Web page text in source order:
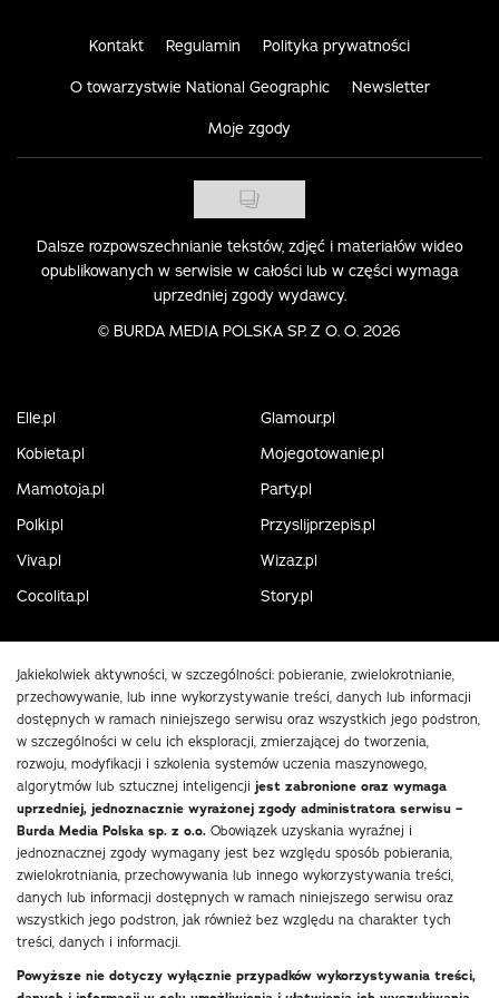
Kontakt Regulamin Polityka prywatności
O towarzystwie National Geographic Newsletter
Moje zgody
Dalsze rozpowszechnianie tekstów, zdjęć i materiałów wideo
opublikowanych w serwisie w całości lub w części wymaga
uprzedniej zgody wydawcy.
© BURDA MEDIA POLSKA SP. Z O. O. 2026
Elle.pl
Glamour.pl
Kobieta.pl
Mojegotowanie.pl
Mamotoja.pl
Party.pl
Polki.pl
Przyslijprzepis.pl
Viva.pl
Wizaz.pl
Cocolita.pl
Story.pl
Jakiekolwiek aktywności, w szczególności: pobieranie, zwielokrotnianie,
przechowywanie, lub inne wykorzystywanie treści, danych lub informacji
dostępnych w ramach niniejszego serwisu oraz wszystkich jego podstron,
w szczególności w celu ich eksploracji, zmierzającej do tworzenia,
rozwoju, modyfikacji i szkolenia systemów uczenia maszynowego,
algorytmów lub sztucznej inteligencji jest zabronione oraz wymaga
uprzedniej, jednoznacznie wyrażonej zgody administratora serwisu –
Burda Media Polska sp. z o.o. Obowiązek uzyskania wyraźnej i
jednoznacznej zgody wymagany jest bez względu sposób pobierania,
zwielokrotniania, przechowywania lub innego wykorzystywania treści,
danych lub informacji dostępnych w ramach niniejszego serwisu oraz
wszystkich jego podstron, jak również bez względu na charakter tych
treści, danych i informacji.
Powyższe nie dotyczy wyłącznie przypadków wykorzystywania treści,